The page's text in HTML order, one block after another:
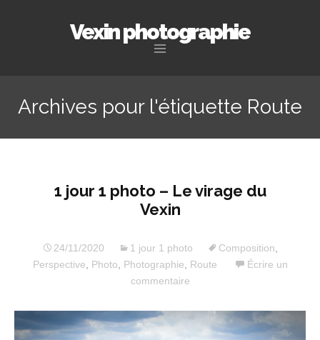
Vexin photographie
contenu
principal
Archives pour l'étiquette Route
1 jour 1 photo – Le virage du
Vexin
24/11/2020 1 jour 1 photo Composition
Perspective
Photo Photographie Route
Écrire un
commentaire